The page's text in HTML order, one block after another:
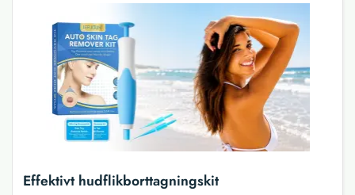
Effektivt hudflikborttagningskit